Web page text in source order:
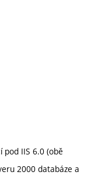
pod IIS 6.0 (obě
2000 databáze a